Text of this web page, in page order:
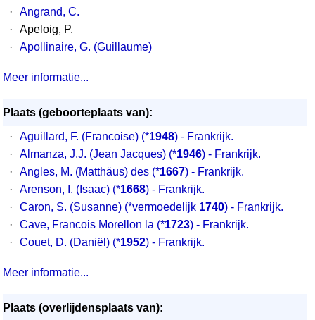
·
Angrand, C.
·
Apeloig, P.
·
Apollinaire, G. (Guillaume)
Meer informatie...
Plaats (geboorteplaats van):
·
Aguillard, F. (Francoise) (*1948) - Frankrijk.
·
Almanza, J.J. (Jean Jacques) (*1946) - Frankrijk.
·
Angles, M. (Matthäus) des (*1667) - Frankrijk.
·
Arenson, I. (Isaac) (*1668) - Frankrijk.
·
Caron, S. (Susanne) (*vermoedelijk 1740) - Frankrijk.
·
Cave, Francois Morellon la (*1723) - Frankrijk.
·
Couet, D. (Daniël) (*1952) - Frankrijk.
Meer informatie...
Plaats (overlijdensplaats van):